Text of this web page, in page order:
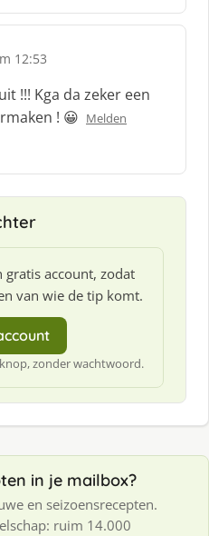
12:53
!!! Kga da zeker een
! 😀 Melden
gratis account, zodat
van wie de tip komt.
zonder wachtwoord.
in je mailbox?
en seizoensrecepten.
ruim 14.000